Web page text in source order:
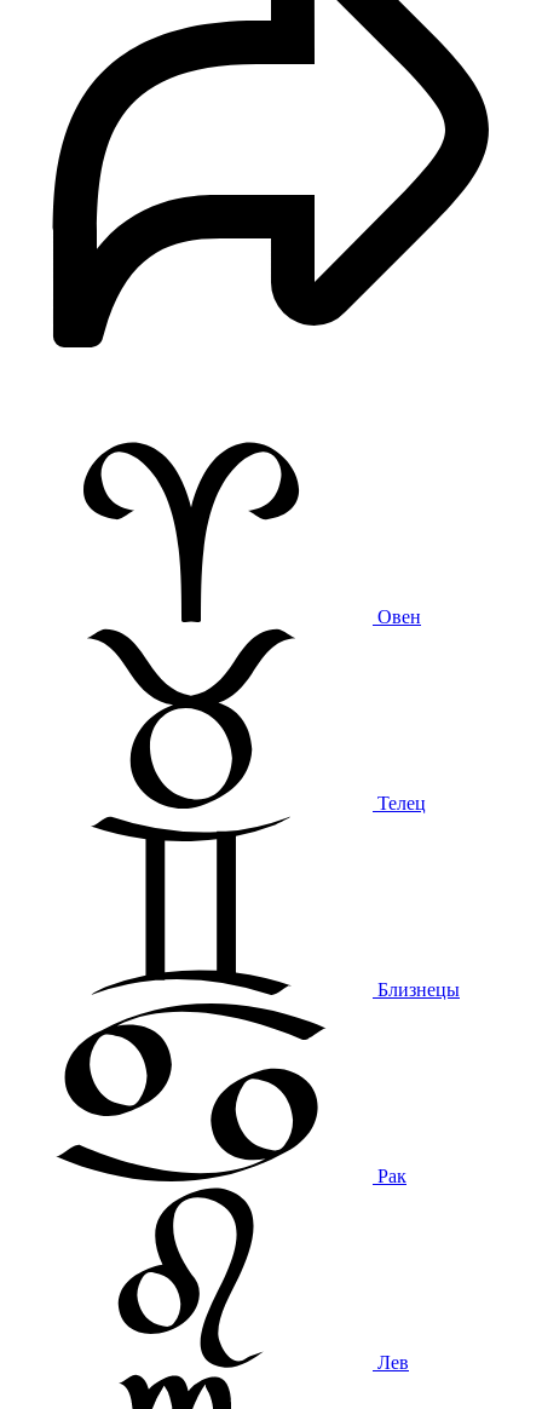
Овен
Телец
Близнецы
Рак
Лев